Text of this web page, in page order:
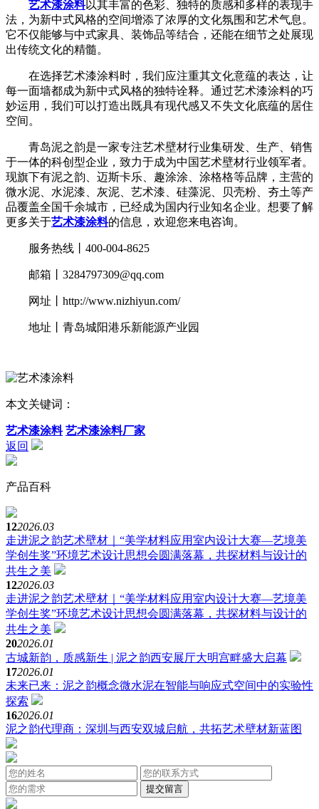
艺术漆涂料以其丰富的色彩、独特的质感和多样的表现手
法，为新中式风格的空间增添了浓厚的文化氛围和艺术气息。
它不仅能够与中式家具、装饰品等结合，还能在细节之处展现
出传统文化的精髓。
在选择艺术漆涂料时，我们应注重其文化意蕴的表达，让
每一面墙都成为新中式风格的独特诠释。通过艺术漆涂料的巧
妙运用，我们可以打造出既具有现代感又不失文化底蕴的居住
空间。
青岛泥之韵是一家专注艺术壁材行业集研发、生产、销售
于一体的科创型企业，致力于成为中国艺术壁材行业领军者。
现旗下有泥之韵、迈斯卡乐、趣涂涂、涂格格等品牌，主营的
微水泥、水泥漆、灰泥、艺术漆、硅藻泥、贝壳粉、夯土等产
品覆盖全国千余城市，已经成为国内行业知名企业。想要了解
更多关于艺术漆涂料的信息，欢迎您来电咨询。
服务热线丨400-004-8625
邮箱丨3284797309@qq.com
网址丨http://www.nizhiyun.com/
地址丨青岛城阳港乐新能源产业园
本文关键词：
艺术漆涂料 艺术漆涂料厂家
返回
产品百科
122026.03
走进泥之韵艺术壁材｜“美学材料应用室内设计大赛—艺境美
学创生奖”环境艺术设计思想会圆满落幕，共探材料与设计的
共生之美
122026.03
走进泥之韵艺术壁材｜“美学材料应用室内设计大赛—艺境美
学创生奖”环境艺术设计思想会圆满落幕，共探材料与设计的
共生之美
202026.01
古城新韵，质感新生 | 泥之韵西安展厅大明宫畔盛大启幕
172026.01
未来已来：泥之韵概念微水泥在智能与响应式空间中的实验性
探索
162026.01
泥之韵代理商：深圳与西安双城启航，共拓艺术壁材新蓝图